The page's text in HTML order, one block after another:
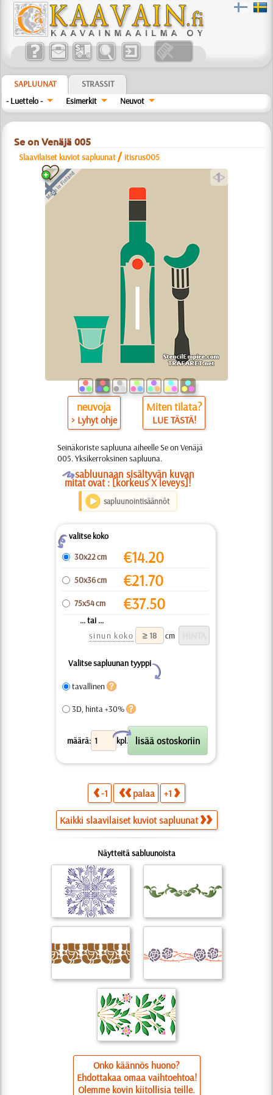
SAPLUUNAT
STRASSIT
- Luettelo -
Esimerkit Neuvot
Se on Venäjä 005
Slaavilaiset kuviot sapluunat / itisrus005
a
neuvoja
> Lyhyt ohje
Miten tilata?
LUE TÄSTÄ!
Seinäkoriste sapluuna aiheelle Se on Venäjä
005. Yksikerroksinen sapluuna.
Osabluunaan sisältyvän kuvan
mitat ovat : [korkeus X leveys]!
sapluunointisäännöt
Zvalitse koko
30x22 cm
€14.20
50x36 cm €21.70
75x54 cm €37.50
... tai ...
sinun koko
cm
Valitse sapluunan tyyppi
Y
tavallinen
3D, hinta +30%
määrä: kpl.
X
-1 palaa +1
Kaikki slaavilaiset kuviot sapluunat
Näytteitä sabluunoista
Onko käännös huono?
Ehdottakaa omaa vaihtoehtoa!
Olemme kovin kiitollisia teille.